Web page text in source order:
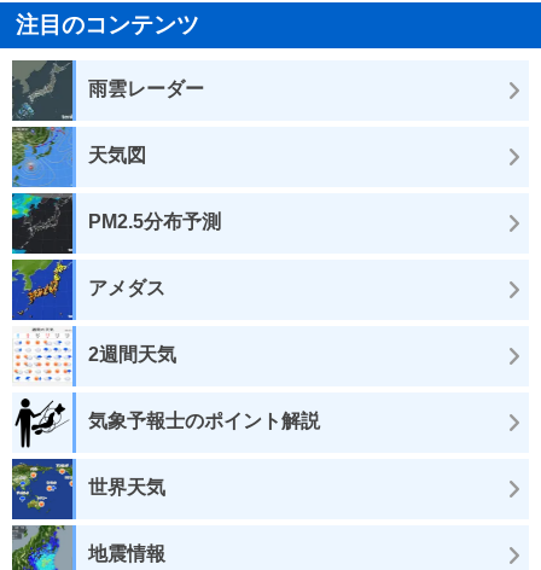
注目のコンテンツ
雨雲レーダー
天気図
PM2.5分布予測
アメダス
2週間天気
気象予報士のポイント解説
世界天気
地震情報